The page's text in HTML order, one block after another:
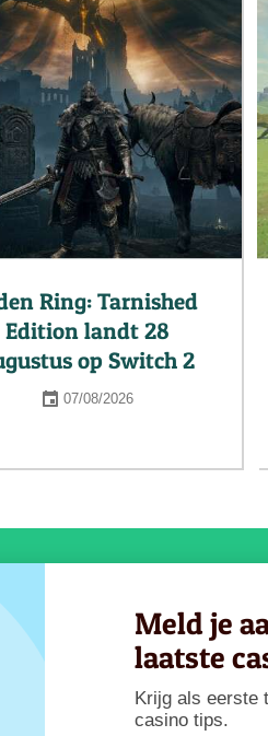
Ring: Tarnished
Edition landt 28
op Switch 2
07/08/2026
Meld je
laatste
Krijg als eerste
casino tips.